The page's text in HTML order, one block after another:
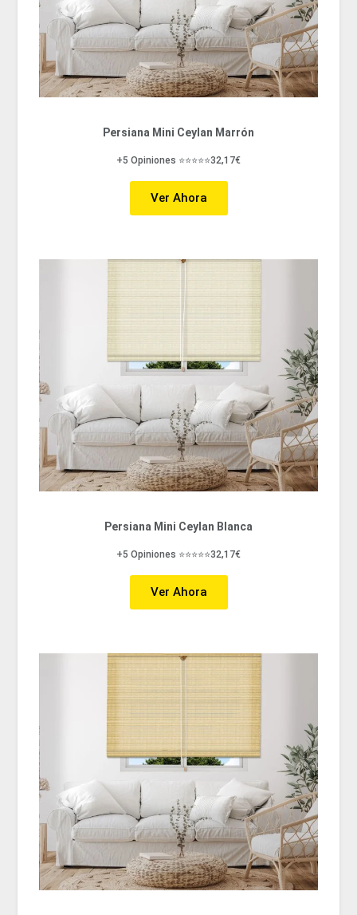
Persiana Mini Ceylan Marrón
+5 Opiniones ⭐⭐⭐⭐⭐32,17€
Ver Ahora
Persiana Mini Ceylan Blanca
+5 Opiniones ⭐⭐⭐⭐⭐32,17€
Ver Ahora